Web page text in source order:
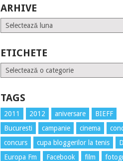
ARHIVE
Arhive
ETICHETE
Etichete
TAGS
2011 2012 aniversare
BIEFF
Bucuresti
campanie cinema
concurs
cupa bloggerilor la tenis
Europa Fm
Facebook film